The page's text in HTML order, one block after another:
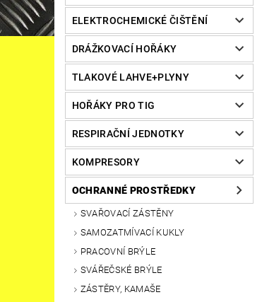
ELEKTROCHEMICKÉ ČIŠTĚNÍ
DRÁŽKOVACÍ HOŘÁKY
TLAKOVÉ LAHVE+PLYNY
HOŘÁKY PRO TIG
RESPIRAČNÍ JEDNOTKY
KOMPRESORY
OCHRANNÉ PROSTŘEDKY
SVAŘOVACÍ ZÁSTĚNY
SAMOZATMÍVACÍ KUKLY
PRACOVNÍ BRÝLE
SVÁŘEČSKÉ BRÝLE
ZÁSTĚRY, KAMAŠE